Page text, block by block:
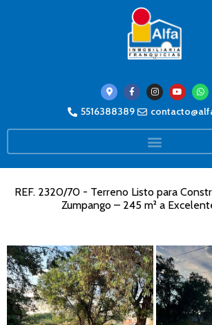
5516388389
REF. 2320/70 - Terreno Listo para
Zumpango – 245 m² a